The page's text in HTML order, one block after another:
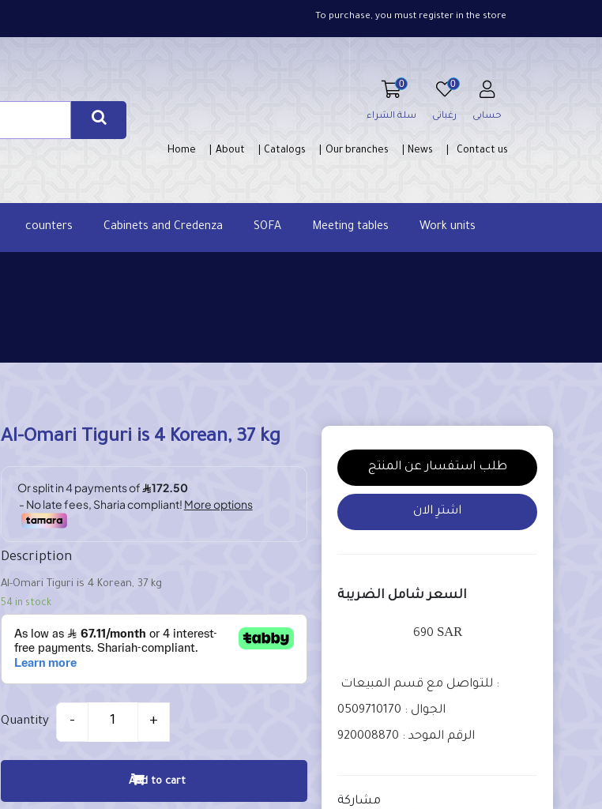
To purchase, you must register in the store
0
سلة الشراء
0
رغباتى حسابى
Home About Catalogs Our branches News Contact us
counters Cabinets and Credenza SOFA Meeting tables Work units
Al-Omari Tiguri is 4 Korean, 37 kg
Description
Al-Omari Tiguri is 4 Korean, 37 kg
54 in stock
Quantity - +
Add to cart
طلب استفسار عن المنتج
اشترِ الان
السعر شامل الضريبة
690 SAR
للتواصل مع قسم المبيعات :
الجوال : 0509710170
الرقم الموحد : 920008870
مشاركة